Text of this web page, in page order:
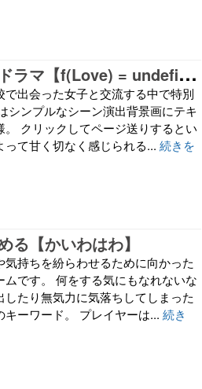
数
学大好き青年の出会いと恋の青春ドラマ【f(Love) = undefined 】
出会った女子と交流する中で特別
シンプルなシーン演出背景画にテキ
クリックしてページ送りするとい
て甘く切なく感じられる... 続きを
る【かいわはわ】
持ちを紛らわせるために向かった
です。 何をする気にもなれないな
たり無気力に気落ちしてしまった
ーワード。 プレイヤーは... 続き